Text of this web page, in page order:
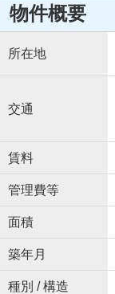
物件概要
所在地
交通
賃料
管理費等
面積
築年月
種別 / 構造